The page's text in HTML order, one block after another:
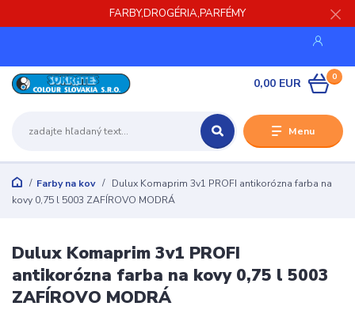
FARBY,DROGÉRIA,PARFÉMY
Menu
0
0,00 EUR
Farby na kov
Dulux Komaprim 3v1 PROFI antikorózna farba na
kovy 0,75 l 5003 ZAFÍROVO MODRÁ
Dulux Komaprim 3v1 PROFI
antikorózna farba na kovy 0,75 l 5003
ZAFÍROVO MODRÁ